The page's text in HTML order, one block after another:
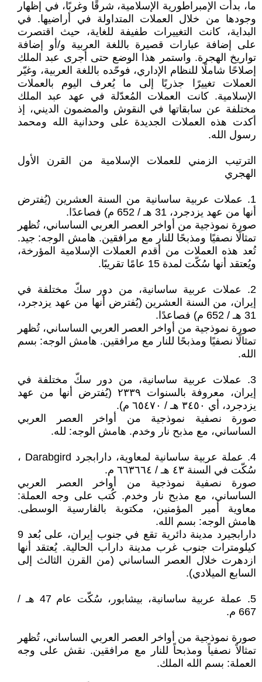
ما، بدأت الإمبراطورية الإسلامية، شرقًا وغربًا، في إظهار
وجودها من خلال العملات المتداولة في أراضيها. في
البداية، كانت التغييرات طفيفة للغاية، حيث اقتصرت
على إضافة عبارات قصيرة باللغة العربية و/أو إضافة
تواريخ الهجرة. واستمر هذا الوضع حتى أجرى عبد الملك
إصلاحًا شاملًا للنظام الإداري، فوحّده باللغة العربية، وغيّر
العملات تغييرًا جذريًا إلى ما يُعرف اليوم بالعملات
الإسلامية. كانت العملات المُعدّلة في عهد عبد الملك
مختلفة عن سابقاتها في النقوش والمضمون الديني، إذ
أكدت هذه العملات الجديدة على وحدانية الله ومحمد
رسول الله.
الترتيب الزمني للعملات الإسلامية من القرن الأول
الهجري
1. عملات عربية ساسانية من السنة العشرين (يُفترض
أنها من عهد يزدجرد، 31 هـ / 652 م) فصاعدًا.
صورة نموذجية من أواخر العصر العربي الساساني، تُظهر
تمثالًا نصفيًا ومذبحًا للنار مع مرافقين. هامش الوجه: جيد.
تُعد هذه العملات من أقدم العملات الإسلامية المؤرخة،
ويُعتقد أنها سُكّت لمدة 15 عامًا تقريبًا.
2. عملات عربية ساسانية، من دور سكّ مختلفة في
إيران، من السنة العشرين (يُفترض أنها من عهد يزدجرد،
31 هـ / 652 م) فصاعدًا.
صورة نموذجية من أواخر العصر العربي الساساني، تُظهر
تمثالًا نصفيًا ومذبحًا للنار مع مرافقين. هامش الوجه: بسم
الله.
3. عملات عربية ساسانية، من دور سكّ مختلفة في
إيران، معروفة بالسنوات ٢٣٣٩ (يُفترض أنها من عهد
يزدجرد، أي ٣٤٥٠ هـ / ٦٥٤٧٠ م).
صورة نصفية نموذجية من أواخر العصر العربي
الساساني، مع مذبح نار وخدم. هامش الوجه: لله.
4. عملة عربية ساسانية لمعاوية، دارابجرد Darabgird ،
سُكّت في السنة ٤٣ هـ / ٦٦٣٦٦٤ م.
صورة نصفية نموذجية من أواخر العصر العربي
الساساني، مع مذبح نار وخدم. كُتب على وجه العملة:
معاوية أمير المؤمنين، مكتوبة بالفارسية الوسطى.
هامش الوجه: بسم الله.
دارابجيرد مدينة دائرية تقع في جنوب إيران، على بُعد 9
كيلومترات جنوب غرب مدينة داراب الحالية. يُعتقد أنها
ازدهرت خلال العصر الساساني (من القرن الثالث إلى
السابع الميلادي).
5. عملة عربية ساسانية، بيشابور، سُكّت عام 47 هـ /
667 م.
صورة نموذجية من أواخر العصر العربي الساساني، تُظهر
تمثالاً نصفياً ومذبحاً للنار مع مرافقين. نقش على وجه
العملة: بسم الله الملك.